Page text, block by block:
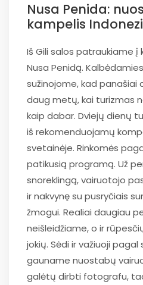
Nusa Penida:
kampelis
Iš Gili salos patraukiame į
Nusa Penidą.
sužinojome, kad panašiai
daug metų, kai turizmas
kaip dabar. Dviejų dienų
iš rekomenduojamų
svetainėje. Rinkomės
patikusią programą. Už
snoreklingą, vairuotojo
ir nakvynę su pusryčiais
žmogui. Realiai daugiau
neišleidžiame, o ir
jokių. Sėdi ir važiuoji
gauname nuostabų
galėtų dirbti fotografu,